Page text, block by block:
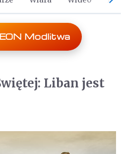
Modlitwa
Liban jest